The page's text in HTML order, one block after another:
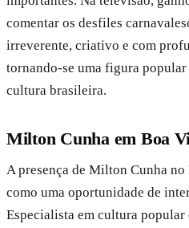
comentar os desfiles
irreverente, criativo e com
tornando-se uma figura
cultura brasileira.
Milton Cunha em Boa
A presença de Milton Cunha
como uma oportunidade de
Especialista em cultura